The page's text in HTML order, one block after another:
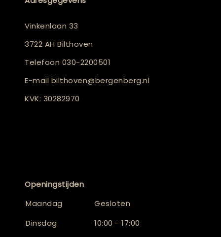
Vinkenlaan 33
3722 AH Bilthoven
Telefoon 030-2200501
E-mail bilthoven@bergenberg.nl
KVK: 30282970
Openingstijden
Maandag
Gesloten
Dinsdag
10:00 - 17:00